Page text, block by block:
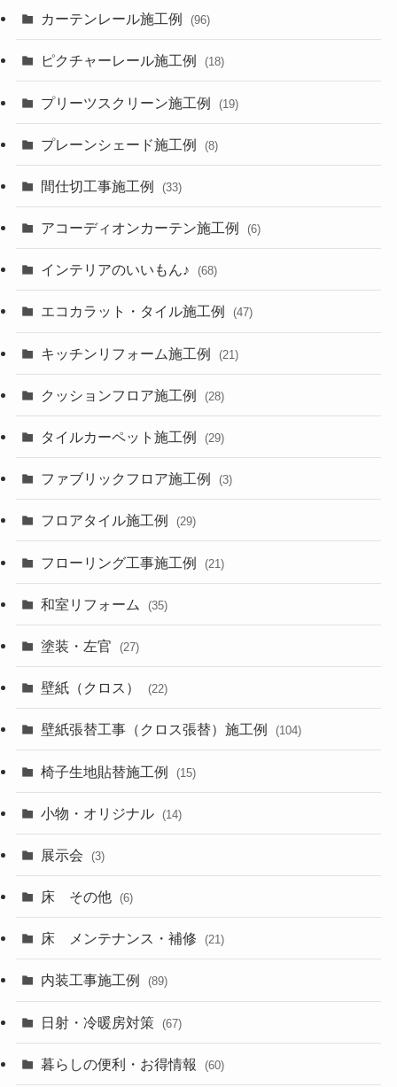
カーテンレール施工例 (96)
ピクチャーレール施工例 (18)
プリーツスクリーン施工例 (19)
プレーンシェード施工例 (8)
間仕切工事施工例 (33)
アコーディオンカーテン施工例 (6)
インテリアのいいもん♪ (68)
エコカラット・タイル施工例 (47)
キッチンリフォーム施工例 (21)
クッションフロア施工例 (28)
タイルカーペット施工例 (29)
ファブリックフロア施工例 (3)
フロアタイル施工例 (29)
フローリング工事施工例 (21)
和室リフォーム (35)
塗装・左官 (27)
壁紙（クロス） (22)
壁紙張替工事（クロス張替）施工例 (104)
椅子生地貼替施工例 (15)
小物・オリジナル (14)
展示会 (3)
床 その他 (6)
床 メンテナンス・補修 (21)
内装工事施工例 (89)
日射・冷暖房対策 (67)
暮らしの便利・お得情報 (60)